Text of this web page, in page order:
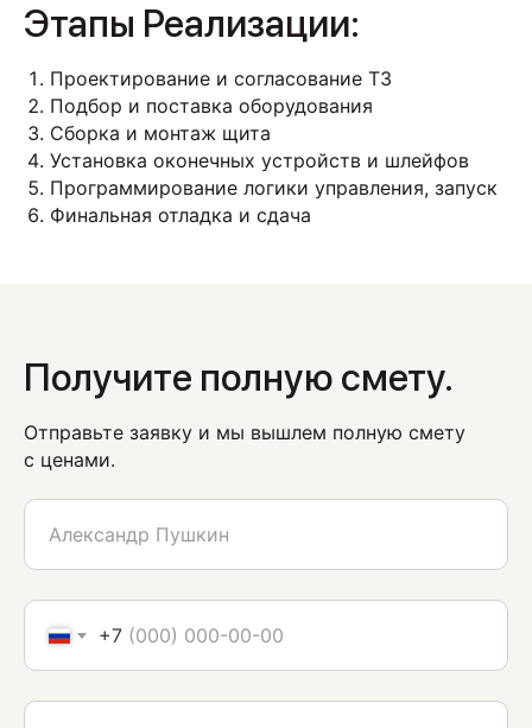
Этапы Реализации:
Проектирование и согласование ТЗ
Подбор и поставка оборудования
Сборка и монтаж щита
Установка оконечных устройств и шлейфов
Программирование логики управления, запуск
Финальная отладка и сдача
Получите полную смету.
Отправьте заявку и мы вышлем полную смету
с ценами.
+7